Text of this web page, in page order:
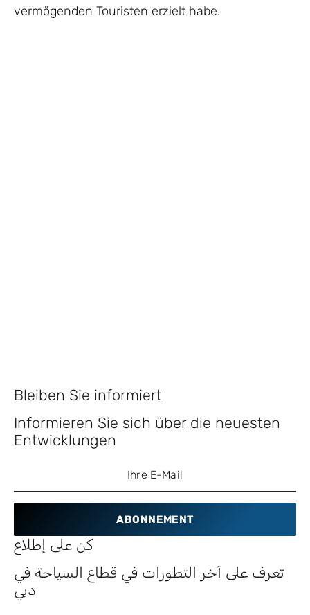
vermögenden Touristen erzielt habe.
Bleiben Sie informiert
Informieren Sie sich über die neuesten
Entwicklungen
ABONNEMENT
كن على إطلاع
تعرف على آخر التطورات في قطاع السياحة في
دبي